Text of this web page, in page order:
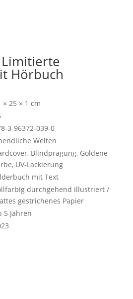
Hörbuch
× 25 × 1 cm
3-96372-039-0
Welten
Blindprägung, Goldene
UV-Lackierung
mit Text
durchgehend illustriert /
gestrichenes Papier
5 Jahren